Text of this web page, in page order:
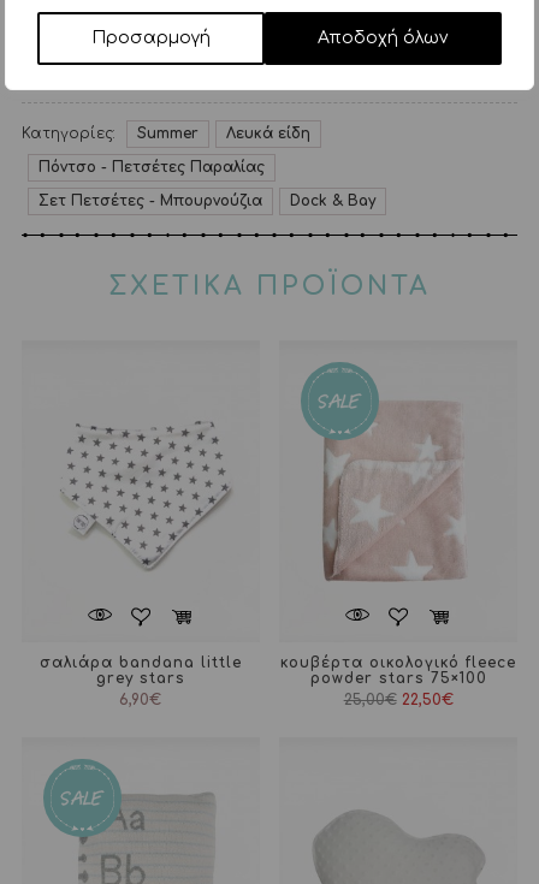
Προσαρμογή Αποδοχή όλων
Βάρος:380g
Μέγεθος πουγκιού αποθήκευσης (100% βαμβάκι):
26x15cm
Κατηγορίες: Summer
Λευκά είδη
Πόντσο - Πετσέτες Παραλίας
Σετ Πετσέτες - Μπουρνούζια
Dock & Bay
ΣΧΕΤΙΚΑ ΠΡΟΪΟΝΤΑ
σαλιάρα bandana little
grey stars
6,90€
κουβέρτα οικολογικό fleece
powder stars 75×100
25,00€ Original
22,50€Η